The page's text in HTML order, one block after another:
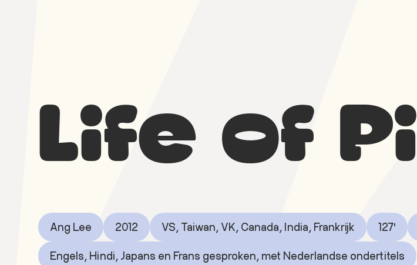
film
festival
Life of Pi
Ang Lee 2012 VS, Taiwan, VK, Canada, India, Frankrijk 127'
Engels, Hindi, Japans en Frans gesproken, met Nederlandse ondertitels